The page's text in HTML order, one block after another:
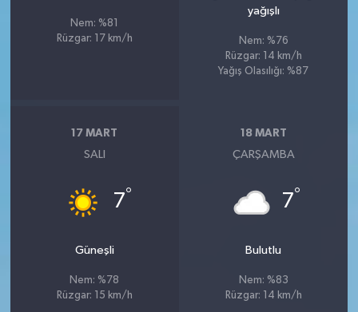
Nem: %81
Rüzgar: 17 km/h
yağışlı
Nem: %76
Rüzgar: 14 km/h
Yağış Olasılığı: %87
17 MART
SALI
7°
Güneşli
Nem: %78
Rüzgar: 15 km/h
18 MART
ÇARŞAMBA
7°
Bulutlu
Nem: %83
Rüzgar: 14 km/h